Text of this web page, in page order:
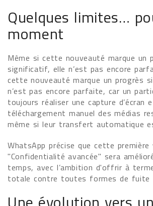
Quelques limites…
moment
Même si cette nouveauté marque un
significatif, elle n’est pas encore
cette nouveauté marque un progrès
n’est pas encore parfaite, car un
toujours réaliser une capture d’écran
téléchargement manuel des médias
même si leur transfert automatique
WhatsApp précise que cette première
"Confidentialité avancée" sera
temps, avec l’ambition d'offrir à
totale contre toutes formes de fuite